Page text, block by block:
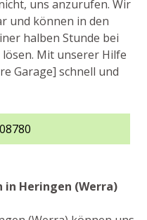
uns anzurufen. Wir
und können in den
halben Stunde bei
Mit unserer Hilfe
Garage] schnell und
in Heringen (Werra)